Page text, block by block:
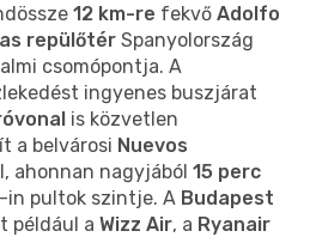
12 km-re fekvő Adolfo
repülőtér Spanyolország
csomópontja. A
ingyenes buszjárat
is közvetlen
a belvárosi Nuevos
ahonnan nagyjából 15 perc
in pultok szintje. A Budapest
például a Wizz Air, a Ryanair